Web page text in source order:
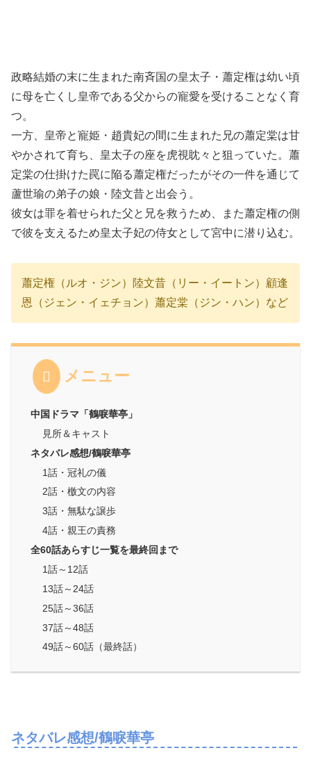
政略結婚の末に生まれた南斉国の皇太子・蕭定権は幼い頃
に母を亡くし皇帝である父からの寵愛を受けることなく育
つ。
一方、皇帝と寵姫・趙貴妃の間に生まれた兄の蕭定棠は甘
やかされて育ち、皇太子の座を虎視眈々と狙っていた。蕭
定棠の仕掛けた罠に陥る蕭定権だったがその一件を通じて
蘆世瑜の弟子の娘・陸文昔と出会う。
彼女は罪を着せられた父と兄を救うため、また蕭定権の側
で彼を支えるため皇太子妃の侍女として宮中に潜り込む。
蕭定権（ルオ・ジン）陸文昔（リー・イートン）顧逢
恩（ジェン・イェチョン）蕭定棠（ジン・ハン）など
メニュー
中国ドラマ「鶴唳華亭」
見所＆キャスト
ネタバレ感想/鶴唳華亭
1話・冠礼の儀
2話・檄文の内容
3話・無駄な譲歩
4話・親王の責務
全60話あらすじ一覧を最終回まで
1話～12話
13話～24話
25話～36話
37話～48話
49話～60話（最終話）
ネタバレ感想/鶴唳華亭